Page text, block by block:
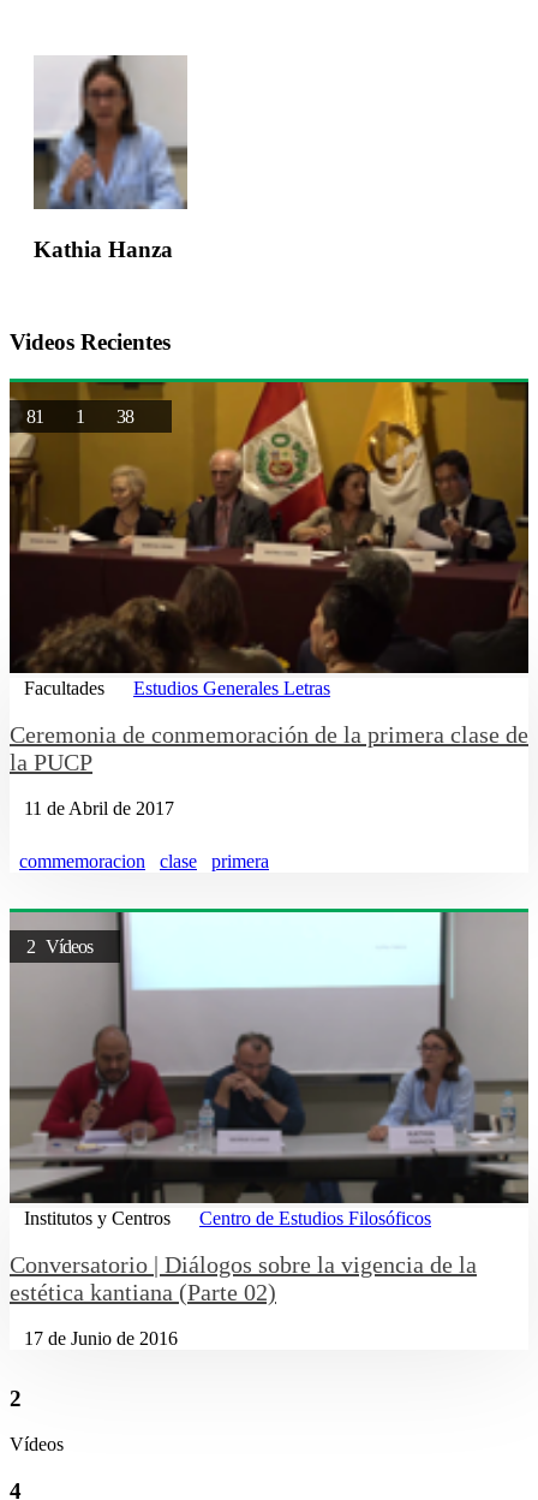
Kathia Hanza
Videos Recientes
81 1 38
Facultades Estudios Generales Letras
Ceremonia de conmemoración de la primera clase de
la PUCP
11 de Abril de 2017
commemoracion clase primera
2 Vídeos
Institutos y Centros Centro de Estudios Filosóficos
Conversatorio | Diálogos sobre la vigencia de la
estética kantiana (Parte 02)
17 de Junio de 2016
2
Vídeos
4